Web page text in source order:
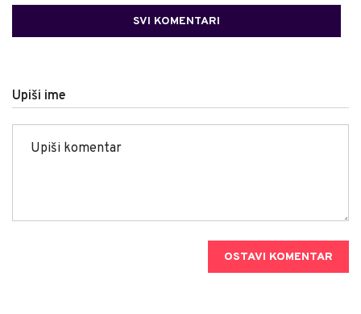
SVI KOMENTARI
Upiši ime
OSTAVI KOMENTAR